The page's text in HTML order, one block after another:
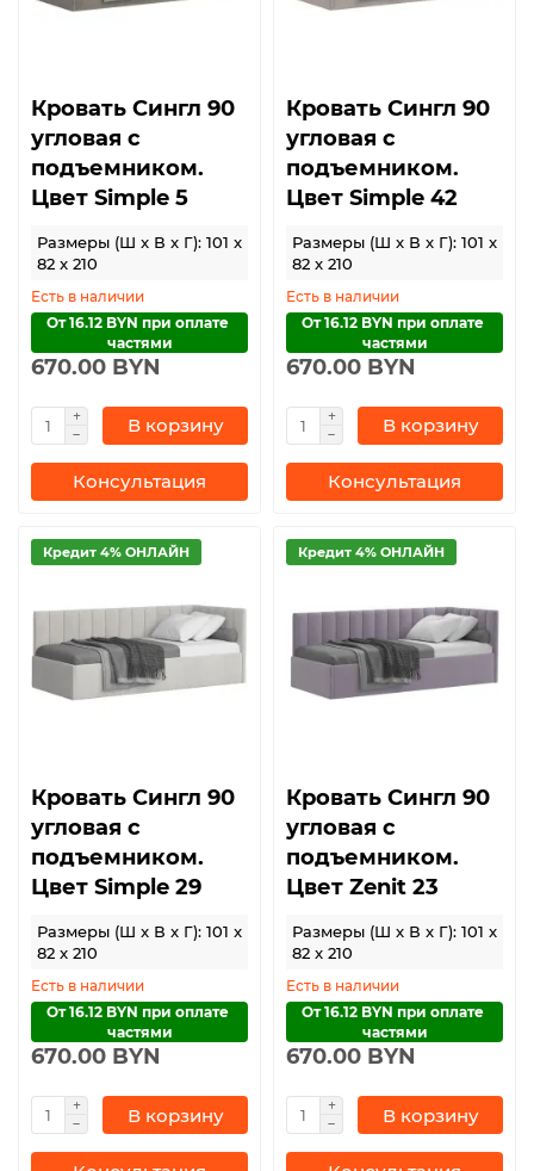
Кровать Сингл 90
угловая с
подъемником.
Цвет Simple 5
Размеры (Ш x В x Г): 101 x
82 x 210
Есть в наличии
От 16.12 BYN при оплате
частями
670.00 BYN
В корзину
Консультация
Кровать Сингл 90
угловая с
подъемником.
Цвет Simple 42
Размеры (Ш x В x Г): 101 x
82 x 210
Есть в наличии
От 16.12 BYN при оплате
частями
670.00 BYN
В корзину
Консультация
Кредит 4% ОНЛАЙН
Кровать Сингл 90
угловая с
подъемником.
Цвет Simple 29
Размеры (Ш x В x Г): 101 x
82 x 210
Есть в наличии
От 16.12 BYN при оплате
частями
670.00 BYN
В корзину
Кредит 4% ОНЛАЙН
Кровать Сингл 90
угловая с
подъемником.
Цвет Zenit 23
Размеры (Ш x В x Г): 101 x
82 x 210
Есть в наличии
От 16.12 BYN при оплате
частями
670.00 BYN
В корзину